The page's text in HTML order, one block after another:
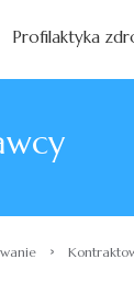
Profilaktyka
›